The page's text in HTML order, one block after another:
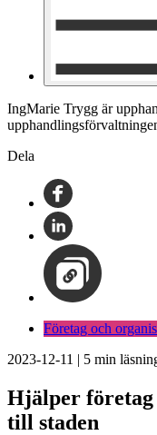
IngMarie Trygg är
Dela
Företag och
2023-12-11 | 5 min
Hjälper
till staden